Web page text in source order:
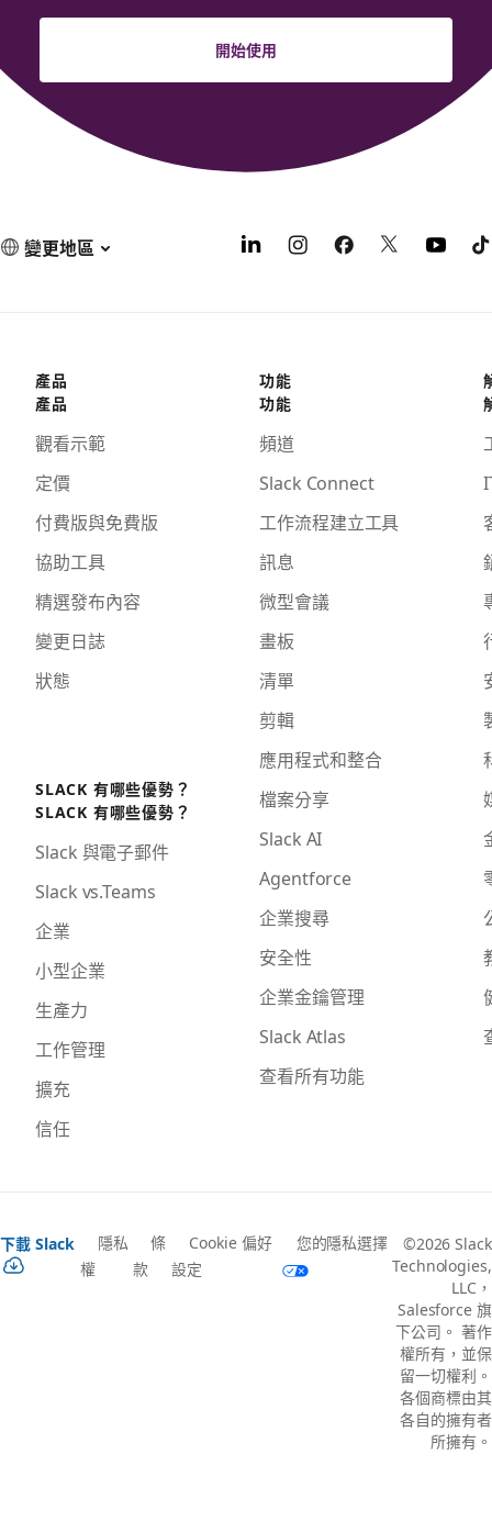
開始使用
變更地區
產品
產品
觀看示範
定價
付費版與免費版
協助工具
精選發布內容
變更日誌
狀態
SLACK 有哪些優勢？
SLACK 有哪些優勢？
Slack 與電子郵件
Slack vs.Teams
企業
小型企業
生產力
工作管理
擴充
信任
功能
功能
頻道
Slack Connect
工作流程建立工具
訊息
微型會議
畫板
清單
剪輯
應用程式和整合
檔案分享
Slack AI
Agentforce
企業搜尋
安全性
企業金鑰管理
Slack Atlas
查看所有功能
下載 Slack
隱私
權
條
款
Cookie 偏好
設定
您的隱私選擇
©2026 Slack
Technologies,
LLC，
Salesforce 旗
下公司。 著作
權所有，並保
留一切權利。
各個商標由其
各自的擁有者
所擁有。